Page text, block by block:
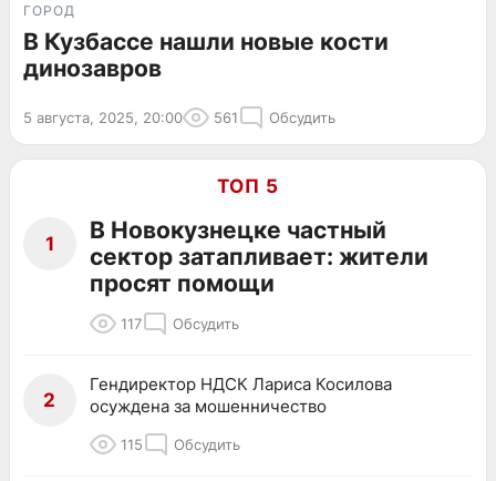
ГОРОД
В Кузбассе нашли новые кости
динозавров
5 августа, 2025, 20:00 561 Обсудить
ТОП 5
1
В Новокузнецке частный
сектор затапливает: жители
просят помощи
117 Обсудить
2
Гендиректор НДСК Лариса Косилова
осуждена за мошенничество
115 Обсудить